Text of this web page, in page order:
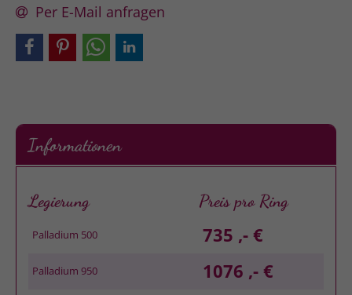
Per E-Mail anfragen
Informationen
Legierung Preis pro Ring
Palladium 500 735 ,- €
Palladium 950 1076 ,- €